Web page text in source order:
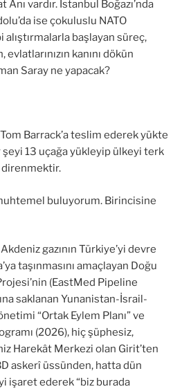
Ânı vardır. İstanbul Boğazı’nda
ise çokuluslu NATO
başlayan süreç,
kanını dökün
Saray ne yapacak?
Barrack’a teslim ederek yükte
şeyi 13 uçağa yükleyip ülkeyi terk
buluyorum. Birincisine
gazının Türkiye’yi devre
taşınmasını amaçlayan Doğu
(EastMed Pipeline
saklanan Yunanistan-İsrail-
“Ortak Eylem Planı” ve
(2026), hiç şüphesiz,
Harekât Merkezi olan Girit’ten
askerî üssünden, hatta dün
işaret ederek “biz burada